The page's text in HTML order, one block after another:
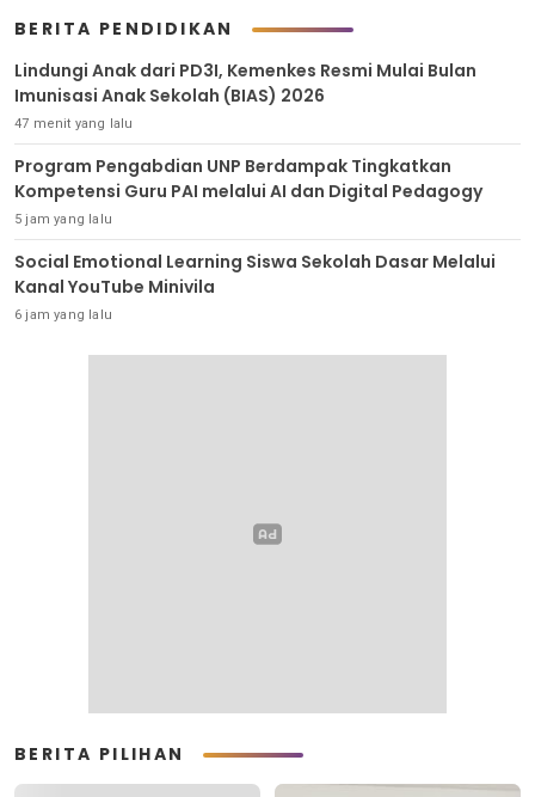
BERITA PENDIDIKAN
Lindungi Anak dari PD3I, Kemenkes Resmi Mulai Bulan
Imunisasi Anak Sekolah (BIAS) 2026
47 menit yang lalu
Program Pengabdian UNP Berdampak Tingkatkan
Kompetensi Guru PAI melalui AI dan Digital Pedagogy
5 jam yang lalu
Social Emotional Learning Siswa Sekolah Dasar Melalui
Kanal YouTube Minivila
6 jam yang lalu
BERITA PILIHAN